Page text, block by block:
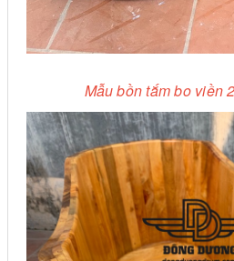
Mẫu bồn tắm bo viền